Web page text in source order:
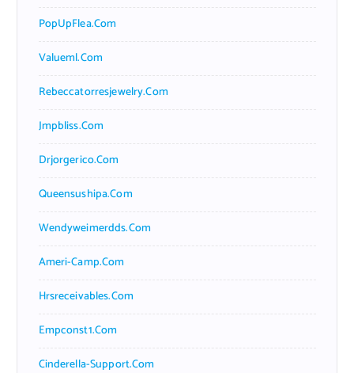
PopUpFlea.com
Valueml.com
Rebeccatorresjewelry.com
Jmpbliss.com
Drjorgerico.com
Queensushipa.com
Wendyweimerdds.com
Ameri-Camp.com
Hrsreceivables.com
Empconst1.com
Cinderella-Support.com